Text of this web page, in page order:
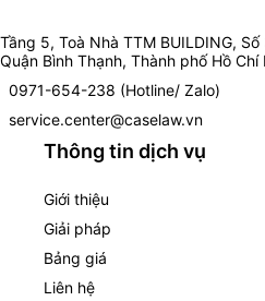
Tầng 5, Toà Nhà TTM BUILDING,
Quận Bình Thạnh, Thành phố Hồ Chí
0971-654-238 (Hotline/ Zalo)
service.center@caselaw.vn
Thông tin dịch vụ
Giới thiệu
Giải pháp
Bảng giá
Liên hệ